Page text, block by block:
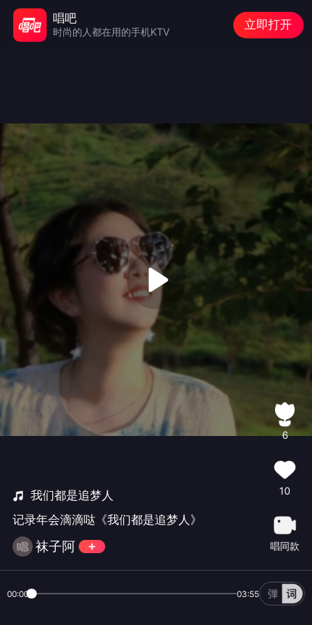
我们都是追梦人
记录年会滴滴哒《我们都是追梦人》
袜子阿
6
10
唱同款
00:00 03:55
唱吧
时尚的人都在用的手机KTV
立即打开